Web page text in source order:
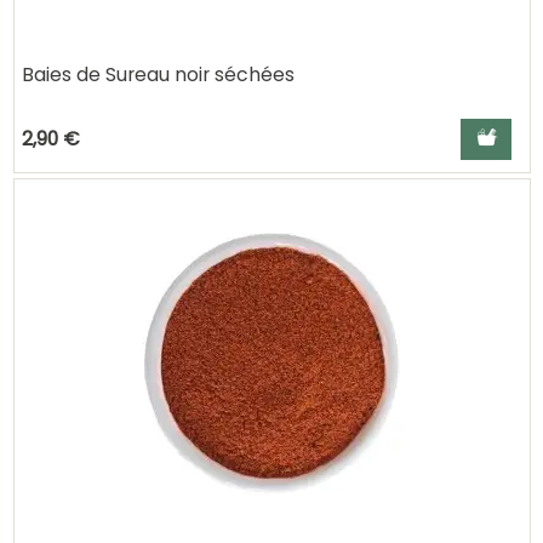
Baies de Sureau noir séchées
2,90 € Ajouter